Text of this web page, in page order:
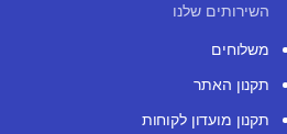
השירותים שלנו
משלוחים
תקנון האתר
תקנון מועדון לקוחות